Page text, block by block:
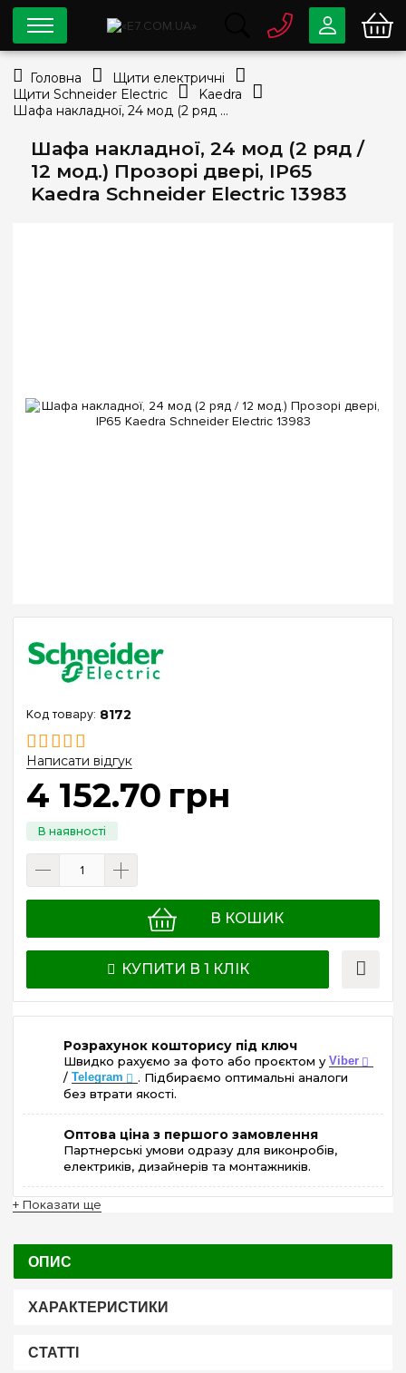
Шафа накладної, 24 мод (2 ряд /
12 мод.) Прозорі двері, ІР65
Kaedra Schneider Electric 13983
8172
Написати відгук
4 152.70 грн
В КОШИК
КУПИТИ В 1 КЛІК
Розрахунок кошторису під ключ
Швидко рахуємо за фото або проєктом у Viber
/ Telegram
. Підбираємо оптимальні аналоги
без втрати якості.
Оптова ціна з першого замовлення
Партнерські умови одразу для виконробів,
електриків, дизайнерів та монтажників.
+ Показати ще
ОПИС
ХАРАКТЕРИСТИКИ
СТАТТІ
0 800
Безкоштовно
info@e7.com.ua
334-79-78
Viber Telegram
Головна
Щити електричні
Щити Schneider Electric
Kaedra
Шафа накладної, 24 мод (2 ряд / 12 мод.) Прозорі двері, ІР65 Kaedra Schneider Electric 13983